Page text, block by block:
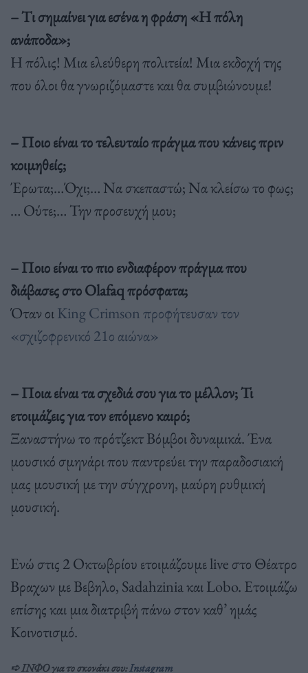
– Tι σημαίνει για εσένα η φράση «Η πόλη
ανάποδα»;
Η πόλις! Μια ελεύθερη πολιτεία! Μια εκδοχή της
που όλοι θα γνωριζόμαστε και θα συμβιώνουμε!
– Ποιο είναι το τελευταίο πράγμα που κάνεις πριν
κοιμηθείς;
Έρωτα;…Όχι;… Να σκεπαστώ; Να κλείσω το φως;
… Ούτε;… Την προσευχή μου;
– Ποιο είναι το πιο ενδιαφέρον πράγμα που
διάβασες στο Olafaq πρόσφατα;
Όταν οιKing Crimson προφήτευσαν τον
«σχιζοφρενικό 21ο αιώνα»
– Ποια είναι τα σχεδιά σου για το μέλλον; Τι
ετοιμάζεις για τον επόμενο καιρό;
Ξαναστήνω το πρότζεκτ Βόμβοι δυναμικά. Ένα
μουσικό σμηνάρι που παντρεύει την παραδοσιακή
μας μουσική με την σύγχρονη, μαύρη ρυθμική
μουσική.
Ενώ στις 2 Οκτωβρίου ετοιμάζουμε live στο Θέατρο
Βραχων με Βεβηλο, Sadahzinia και Lobo. Ετοιμάζω
επίσης και μια διατριβή πάνω στον καθ’ ημάς
Κοινοτισμό.
➪ΙΝΦΟ για το σκονάκι σου:Instagram